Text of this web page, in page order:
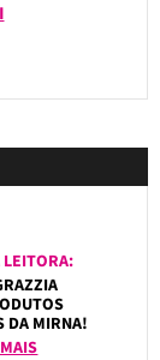
LEITORA:
DA MIRNA!